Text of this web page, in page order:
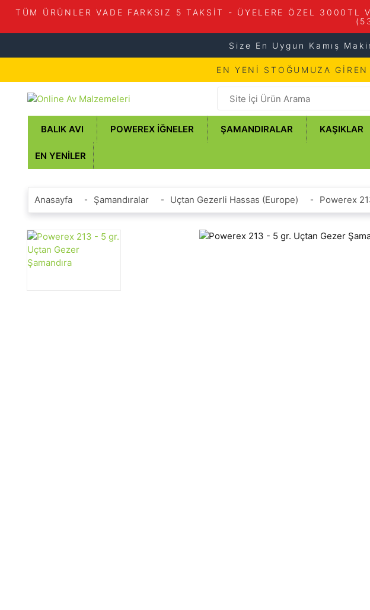
TÜM ÜRÜNLER VADE FARKSIZ 5 TAKSİT - ÜYELERE ÖZEL 3000TL
Size En Uygun Kamış
EN YENİ STOĞUMUZA
BALIK AVI POWEREX İĞNELER ŞAMANDIRALAR KAŞIKLAR
EN YENILER
Anasayfa Şamandıralar Uçtan Gezerli Hassas (Europe) Powerex